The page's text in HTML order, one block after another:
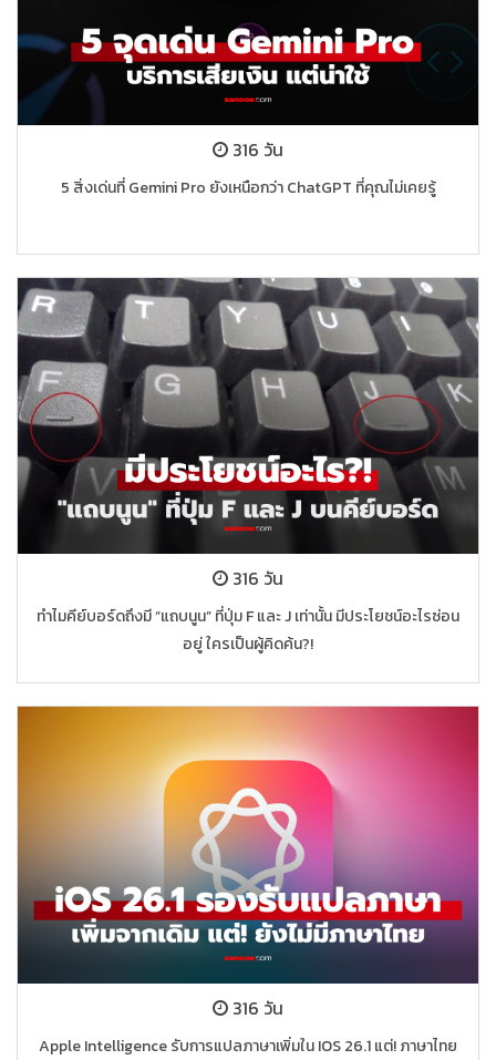
316 วัน
5 สิ่งเด่นที่ Gemini Pro ยังเหนือกว่า ChatGPT ที่คุณไม่เคยรู้
316 วัน
ทำไมคีย์บอร์ดถึงมี “แถบนูน” ที่ปุ่ม F และ J เท่านั้น มีประโยชน์อะไรซ่อน
อยู่ ใครเป็นผู้คิดค้น?!
316 วัน
Apple Intelligence รับการแปลภาษาเพิ่มใน IOS 26.1 แต่! ภาษาไทย